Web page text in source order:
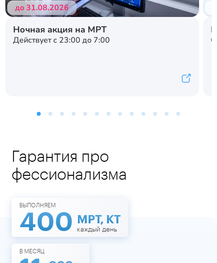
до 31.08.2026
Ночная акция на МРТ
Действует с 23:00 до 7:00
Гарантия про
фессионализма
ВЫПОЛНЯЕМ
400 МРТ, КТ
каждый день
В МЕСЯЦ